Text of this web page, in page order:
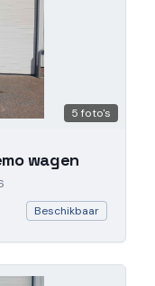
5 foto's
wagen
Beschikbaar